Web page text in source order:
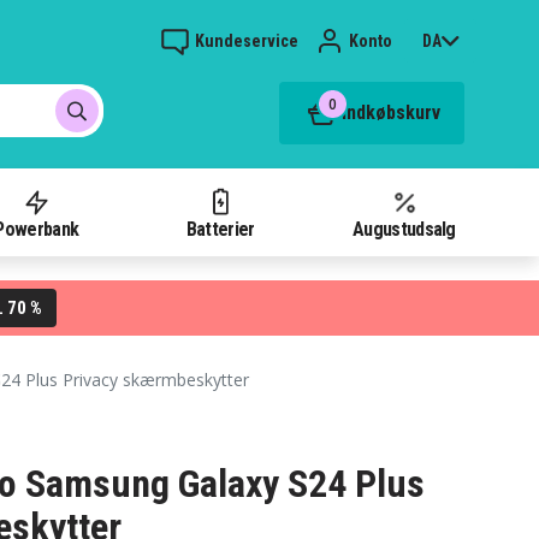
Kundeservice Konto DA
0 Indkøbskurv
Batterier Augustudsalg
70 %
Plus Privacy skærmbeskytter
Samsung Galaxy S24 Plus